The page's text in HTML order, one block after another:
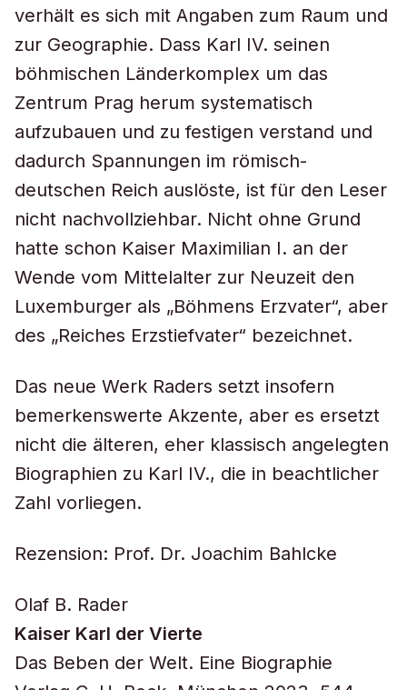
verhält es sich mit Angaben zum Raum und
zur Geographie. Dass Karl IV. seinen
böhmischen Länderkomplex um das
Zentrum Prag herum systematisch
aufzubauen und zu festigen verstand und
dadurch Spannungen im römisch-
deutschen Reich auslöste, ist für den Leser
nicht nachvollziehbar. Nicht ohne Grund
hatte schon Kaiser Maximilian I. an der
Wende vom Mittelalter zur Neuzeit den
Luxemburger als „Böhmens Erzvater“, aber
des „Reiches Erzstiefvater“ bezeichnet.
Das neue Werk Raders setzt insofern
bemerkenswerte Akzente, aber es ersetzt
nicht die älteren, eher klassisch angelegten
Biographien zu Karl IV., die in beachtlicher
Zahl vorliegen.
Rezension: Prof. Dr. Joachim Bahlcke
Olaf B. Rader
Kaiser Karl der Vierte
Das Beben der Welt. Eine Biographie